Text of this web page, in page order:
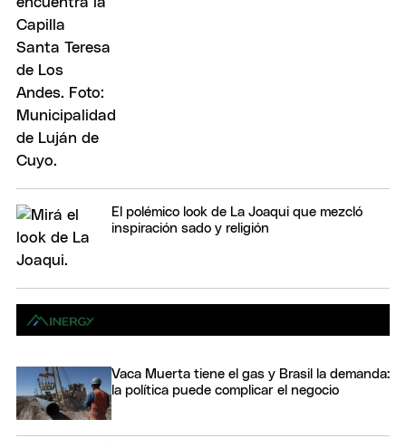
El polémico look de La Joaqui que mezcló
inspiración sado y religión
Vaca Muerta tiene el gas y Brasil la demanda:
la política puede complicar el negocio